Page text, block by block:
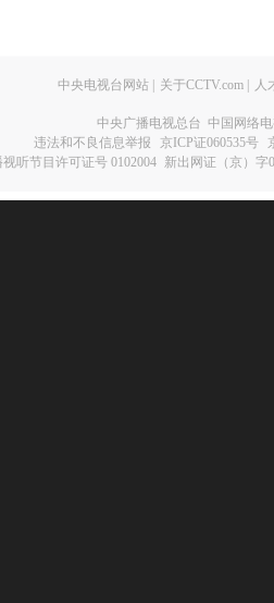
中央电视台网站 关于CCTV.com 人
中央广播电视总台 中国网络
违法和不良信息举报
京ICP证060535号
视听节目许可证号 0102004 新出网证（京）